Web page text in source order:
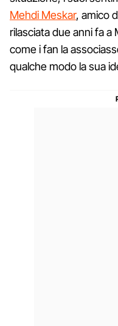
Mehdi Meskar, amico
rilasciata due anni fa a
come i fan la
qualche modo la sua